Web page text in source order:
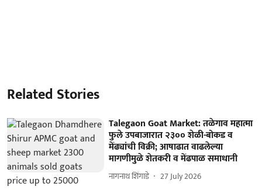
Related Stories
Talegaon Goat Market: तळेगाव महात्मा
फुले उपबाजारात २३०० शेळी-बोकड व
मेंढ्यांची विक्री; आषाढात वाढलेल्या
मागणीमुळे शेतकरी व मेंढपाळ समाधानी
नागनाथ शिंगाडे 27 July 2026